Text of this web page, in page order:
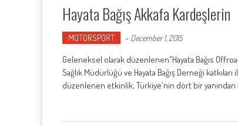
Hayata Bağış Akkafa Kardeşlerin
MOTORSPORT - December 1, 2015
Geleneksel olarak düzenlenen"Hayata Bağıs
Sağlık Müdürlüğü ve Hayata Bağış Derneği
düzenlenen etkinlik, Türkiye'nin dört bir yanından